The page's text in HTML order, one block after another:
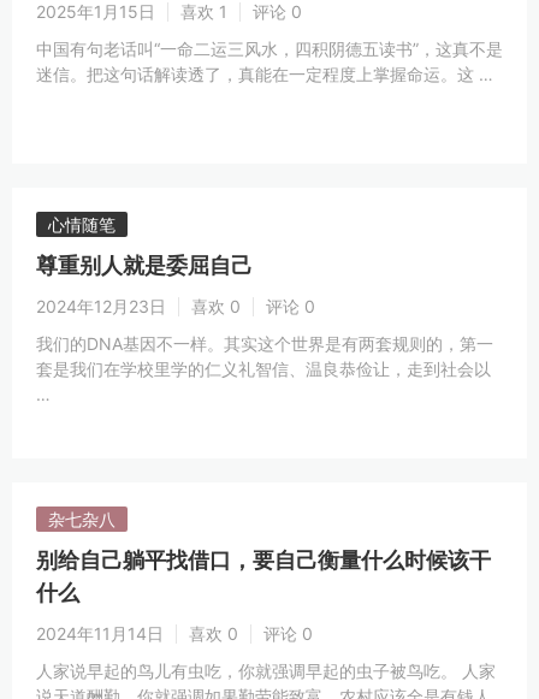
2025年1月15日 喜欢 1
评论 0
中国有句老话叫“一命二运三风水，四积阴德五读书”，这真不是
迷信。把这句话解读透了，真能在一定程度上掌握命运。这 …
心情随笔
尊重别人就是委屈自己
2024年12月23日 喜欢 0
评论 0
我们的DNA基因不一样。其实这个世界是有两套规则的，第一
套是我们在学校里学的仁义礼智信、温良恭俭让，走到社会以
…
杂七杂八
别给自己躺平找借口，要自己衡量什么时候该干
什么
2024年11月14日 喜欢 0
评论 0
人家说早起的鸟儿有虫吃，你就强调早起的虫子被鸟吃。 人家